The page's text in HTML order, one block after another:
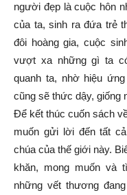
người đẹp là cuộc hôn
của ta, sinh ra đứa trẻ
đôi hoàng gia, cuộc
vượt xa những gì ta
quanh ta, nhờ hiệu
cũng sẽ thức dậy, giống
Để kết thúc cuốn sách
muốn gửi lời đến tất
chúa của thế giới này.
khăn, mong muốn và
những vết thương